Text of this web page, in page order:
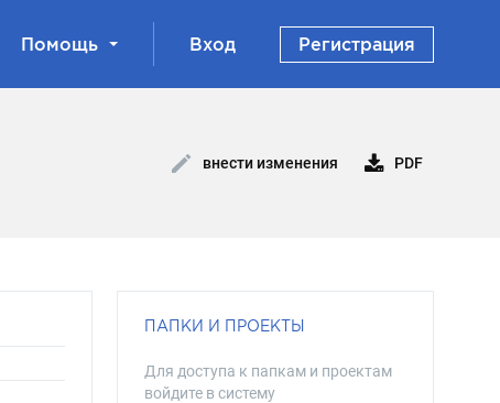
Помощь Вход Регистрация
внести изменения PDF
ПАПКИ И ПРОЕКТЫ
Для доступа к папкам и проектам
войдите в систему